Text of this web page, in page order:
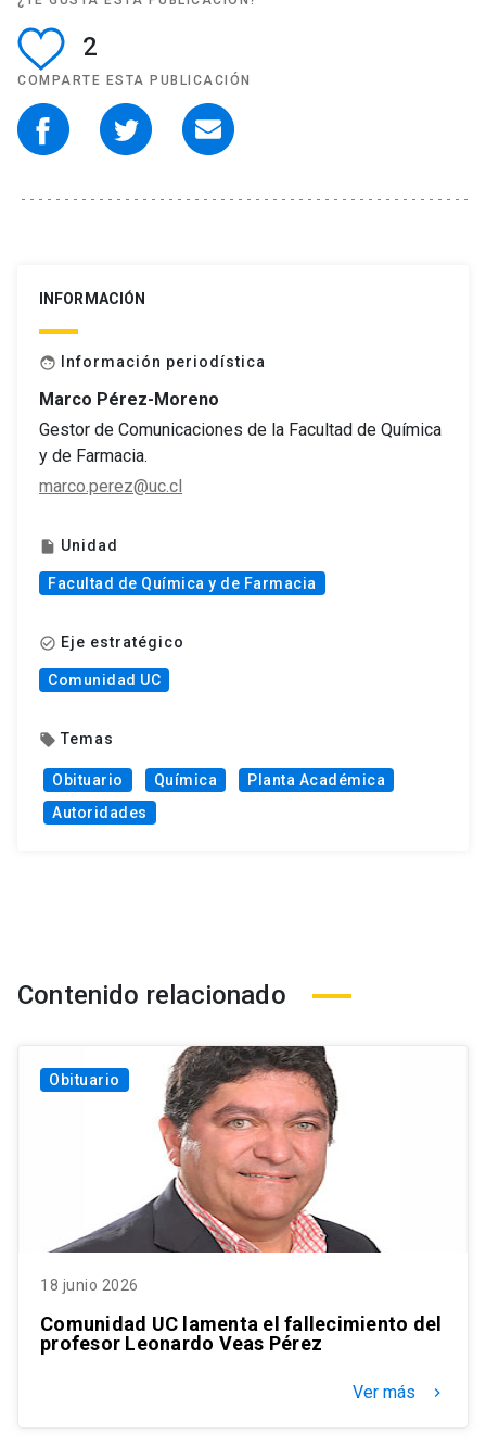
2
COMPARTE ESTA PUBLICACIÓN
INFORMACIÓN
face Información periodística
Marco Pérez-Moreno
Gestor de Comunicaciones de la Facultad de Química
y de Farmacia.
marco.perez@uc.cl
insert_drive_file Unidad
Facultad de Química y de Farmacia
check_circle_outline Eje estratégico
Comunidad UC
local_offer Temas
Obituario Química
Planta Académica
Autoridades
Contenido relacionado
Obituario
18 junio 2026
Comunidad UC lamenta el fallecimiento del
profesor Leonardo Veas Pérez
Ver más keyboard_arrow_right